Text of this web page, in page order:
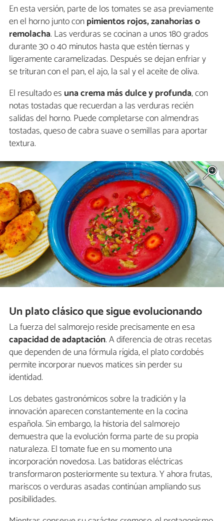
En esta versión, parte de los tomates se asa previamente
en el horno junto conpimientos rojos, zanahorias o
remolacha. Las verduras se cocinan a unos 180 grados
durante 30 o 40 minutos hasta que estén tiernas y
ligeramente caramelizadas. Después se dejan enfriar y
se trituran con el pan, el ajo, la sal y el aceite de oliva.
El resultado es una crema más dulce y profunda, con
notas tostadas que recuerdan a las verduras recién
salidas del horno. Puede completarse con almendras
tostadas, queso de cabra suave o semillas para aportar
textura.
Un plato clásico que sigue evolucionando
La fuerza del salmorejo reside precisamente en esa
capacidad de adaptación. A diferencia de otras recetas
que dependen de una fórmula rígida, el plato cordobés
permite incorporar nuevos matices sin perder su
identidad.
Los debates gastronómicos sobre la tradición y la
innovación aparecen constantemente en la cocina
española. Sin embargo, la historia del salmorejo
demuestra que la evolución forma parte de su propia
naturaleza. El tomate fue en su momento una
incorporación novedosa. Las batidoras eléctricas
transformaron posteriormente su textura. Y ahora frutas,
mariscos o verduras asadas continúan ampliando sus
posibilidades.